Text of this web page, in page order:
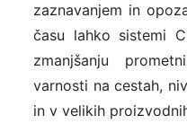
zaznavanjem in
času lahko sistemi
zmanjšanju
varnosti na cestah,
in v velikih